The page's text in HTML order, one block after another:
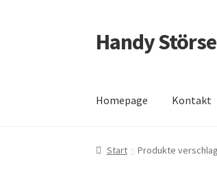
Zur
Navigation
Zum
Inhalt
Handy
Homepage Kontakt
Start Blog
Start Produkte